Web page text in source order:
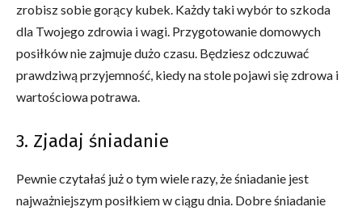
zrobisz sobie gorący kubek. Każdy taki wybór to szkoda
dla Twojego zdrowia i wagi. Przygotowanie domowych
posiłków nie zajmuje dużo czasu. Będziesz odczuwać
prawdziwą przyjemność, kiedy na stole pojawi się zdrowa i
wartościowa potrawa.
3. Zjadaj śniadanie
Pewnie czytałaś już o tym wiele razy, że śniadanie jest
najważniejszym posiłkiem w ciągu dnia. Dobre śniadanie